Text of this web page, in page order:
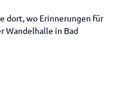
dort, wo Erinnerungen für
Wandelhalle in Bad